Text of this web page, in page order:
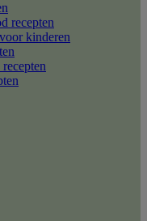
recepten
kinderen